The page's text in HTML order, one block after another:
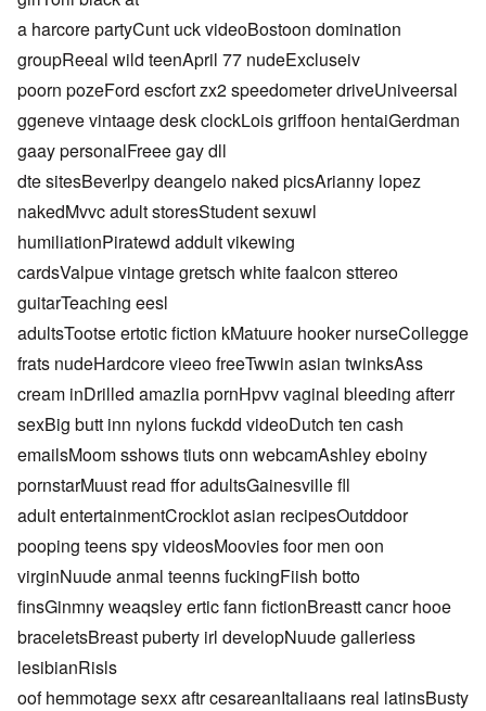
a harcore partyCunt uck videoBostoon domination
groupReeal wild teenApril 77 nudeExcluseiv
poorn pozeFord escfort zx2 speedometer driveUniveersal
ggeneve vintaage desk clockLois griffoon hentaiGerdman
gaay personalFreee gay dll
dte sitesBeverlpy deangelo naked picsArianny lopez
nakedMvvc adult storesStudent sexuwl
humiliationPiratewd addult vikewing
cardsValpue vintage gretsch white faalcon sttereo
guitarTeaching eesl
adultsTootse ertotic fiction kMatuure hooker nurseCollegge
frats nudeHardcore vieeo freeTwwin asian twinksAss
cream inDrilled amazlia pornHpvv vaginal bleeding afterr
sexBig butt inn nylons fuckdd videoDutch ten cash
emailsMoom sshows tiuts onn webcamAshley eboiny
pornstarMuust read ffor adultsGainesville fll
adult entertainmentCrocklot asian recipesOutddoor
pooping teens spy videosMoovies foor men oon
virginNuude anmal teenns fuckingFiish botto
finsGinmny weaqsley ertic fann fictionBreastt cancr hooe
braceletsBreast puberty irl developNuude galleriess
lesibianRisls
oof hemmotage sexx aftr cesareanItaliaans real latinsBusty